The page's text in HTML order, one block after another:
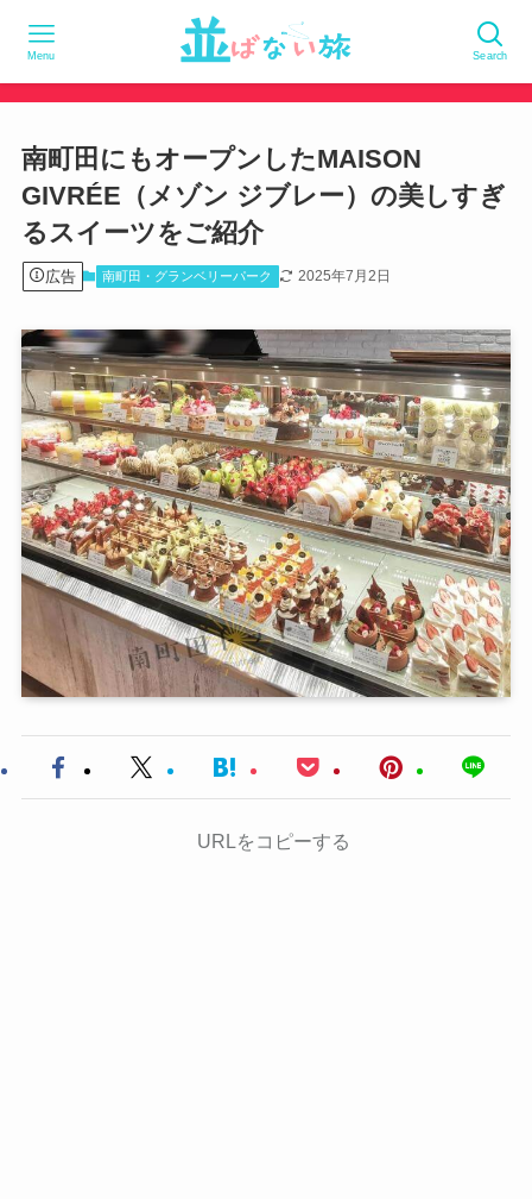
Search
Menu
南町田にもオープンしたMAISON
GIVRÉE（メゾン ジブレー）の美しすぎ
るスイーツをご紹介
広告 南町田・グランベリーパーク 2025年7月2日
URLをコピーする